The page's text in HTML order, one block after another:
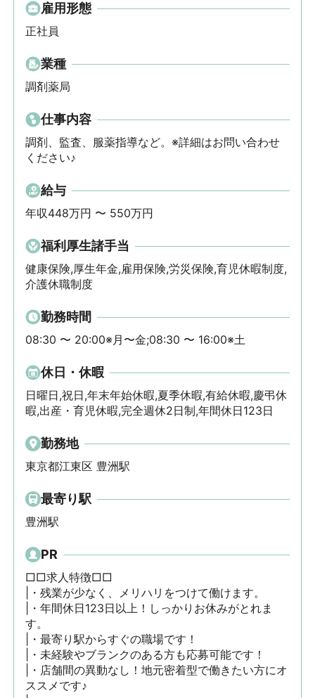
雇用形態
正社員
業種
調剤薬局
仕事内容
調剤、監査、服薬指導など。※詳細はお問い合わせ
ください♪
給与
年収448万円 〜 550万円
福利厚生諸手当
健康保険,厚生年金,雇用保険,労災保険,育児休暇制度,
介護休職制度
勤務時間
08:30 〜 20:00※月〜金;08:30 〜 16:00※土
休日・休暇
日曜日,祝日,年末年始休暇,夏季休暇,有給休暇,慶弔休
暇,出産・育児休暇,完全週休2日制,年間休日123日
勤務地
東京都江東区 豊洲駅
最寄り駅
豊洲駅
PR
□□求人特徴□□
|・残業が少なく、メリハリをつけて働けます。
|・年間休日123日以上！しっかりお休みがとれま
す。
|・最寄り駅からすぐの職場です！
|・未経験やブランクのある方も応募可能です！
|・店舗間の異動なし！地元密着型で働きたい方にオ
ススメです♪